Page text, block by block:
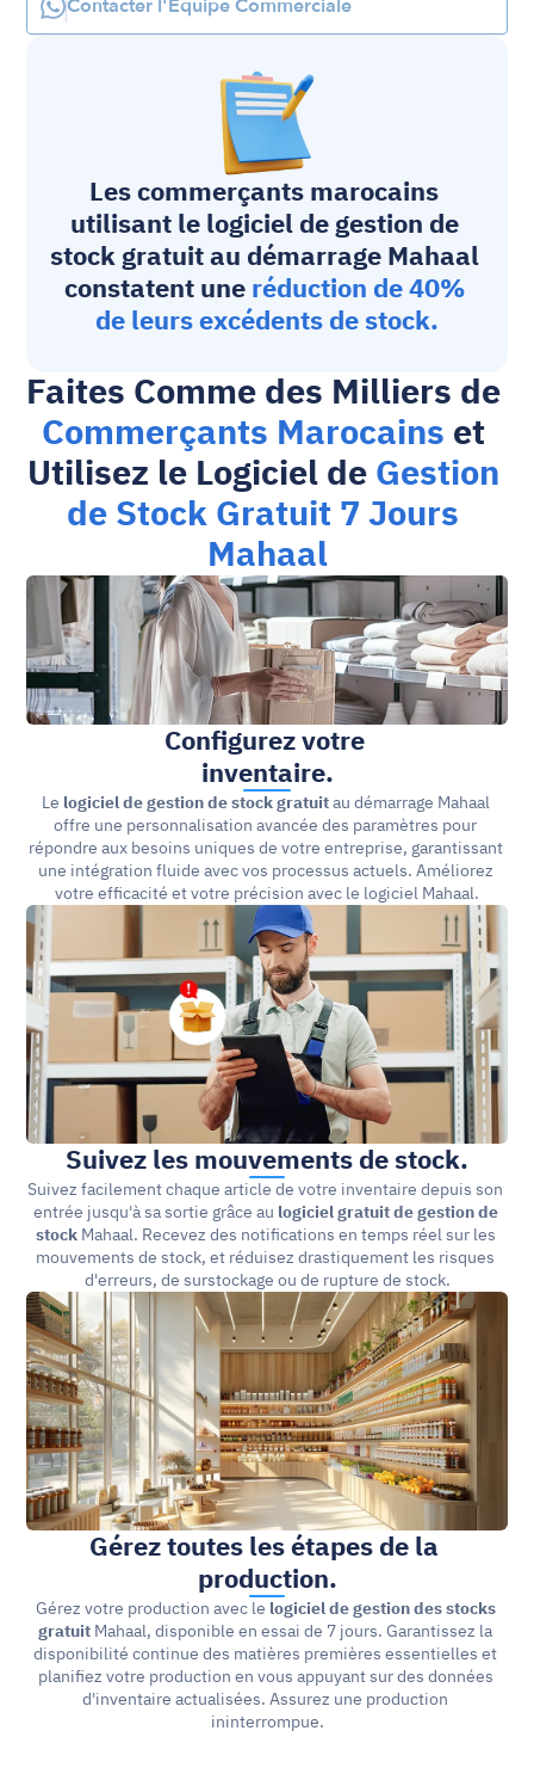
Contacter l'Équipe Commerciale
Les commerçants marocains
utilisant le logiciel de gestion de
stock gratuit au démarrage Mahaal
constatent une réduction de 40%
de leurs excédents de stock.
Commerçants Marocains et
Utilisez le Logiciel de Gestion
de Stock Gratuit 7 Jours
Mahaal
Configurez votre
inventaire.
Le logiciel de gestion de stock gratuit au démarrage Mahaal
offre une personnalisation avancée des paramètres pour
répondre aux besoins uniques de votre entreprise, garantissant
une intégration fluide avec vos processus actuels. Améliorez
votre efficacité et votre précision avec le logiciel Mahaal.
Suivez les mouvements de stock.
Suivez facilement chaque article de votre inventaire depuis son
entrée jusqu'à sa sortie grâce au logiciel gratuit de gestion de
stock Mahaal. Recevez des notifications en temps réel sur les
mouvements de stock, et réduisez drastiquement les risques
d'erreurs, de surstockage ou de rupture de stock.
Gérez toutes les étapes de la
production.
Gérez votre production avec le logiciel de gestion des stocks
gratuit Mahaal, disponible en essai de 7 jours. Garantissez la
disponibilité continue des matières premières essentielles et
planifiez votre production en vous appuyant sur des données
d'inventaire actualisées. Assurez une production
ininterrompue.